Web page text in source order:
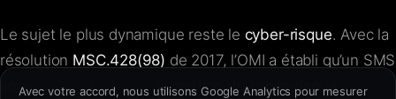
Le sujet le plus dynamique reste le cyber-risque. Avec la
résolution MSC.428(98) de 2017, l’OMI a établi qu’un SMS
approuvé doit intégrer lagestion du cyber-risque
Avec votre accord, nous utilisons Google Analytics pour mesurer